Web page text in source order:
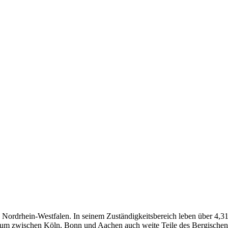
Westfalen. In seinem Zuständigkeitsbereich leben über
zwischen Köln, Bonn und Aachen auch weite Teile des